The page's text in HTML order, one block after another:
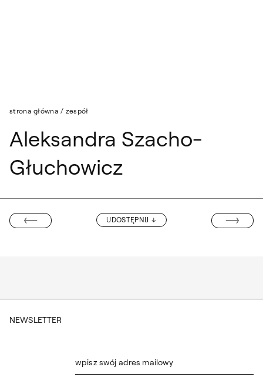
strona główna / zespół
Aleksandra Szacho-
Głuchowicz
UDOSTĘPNIJ
EWA TROĆ
MARZENA
NEWSLETTER
wpisz swój adres mailowy